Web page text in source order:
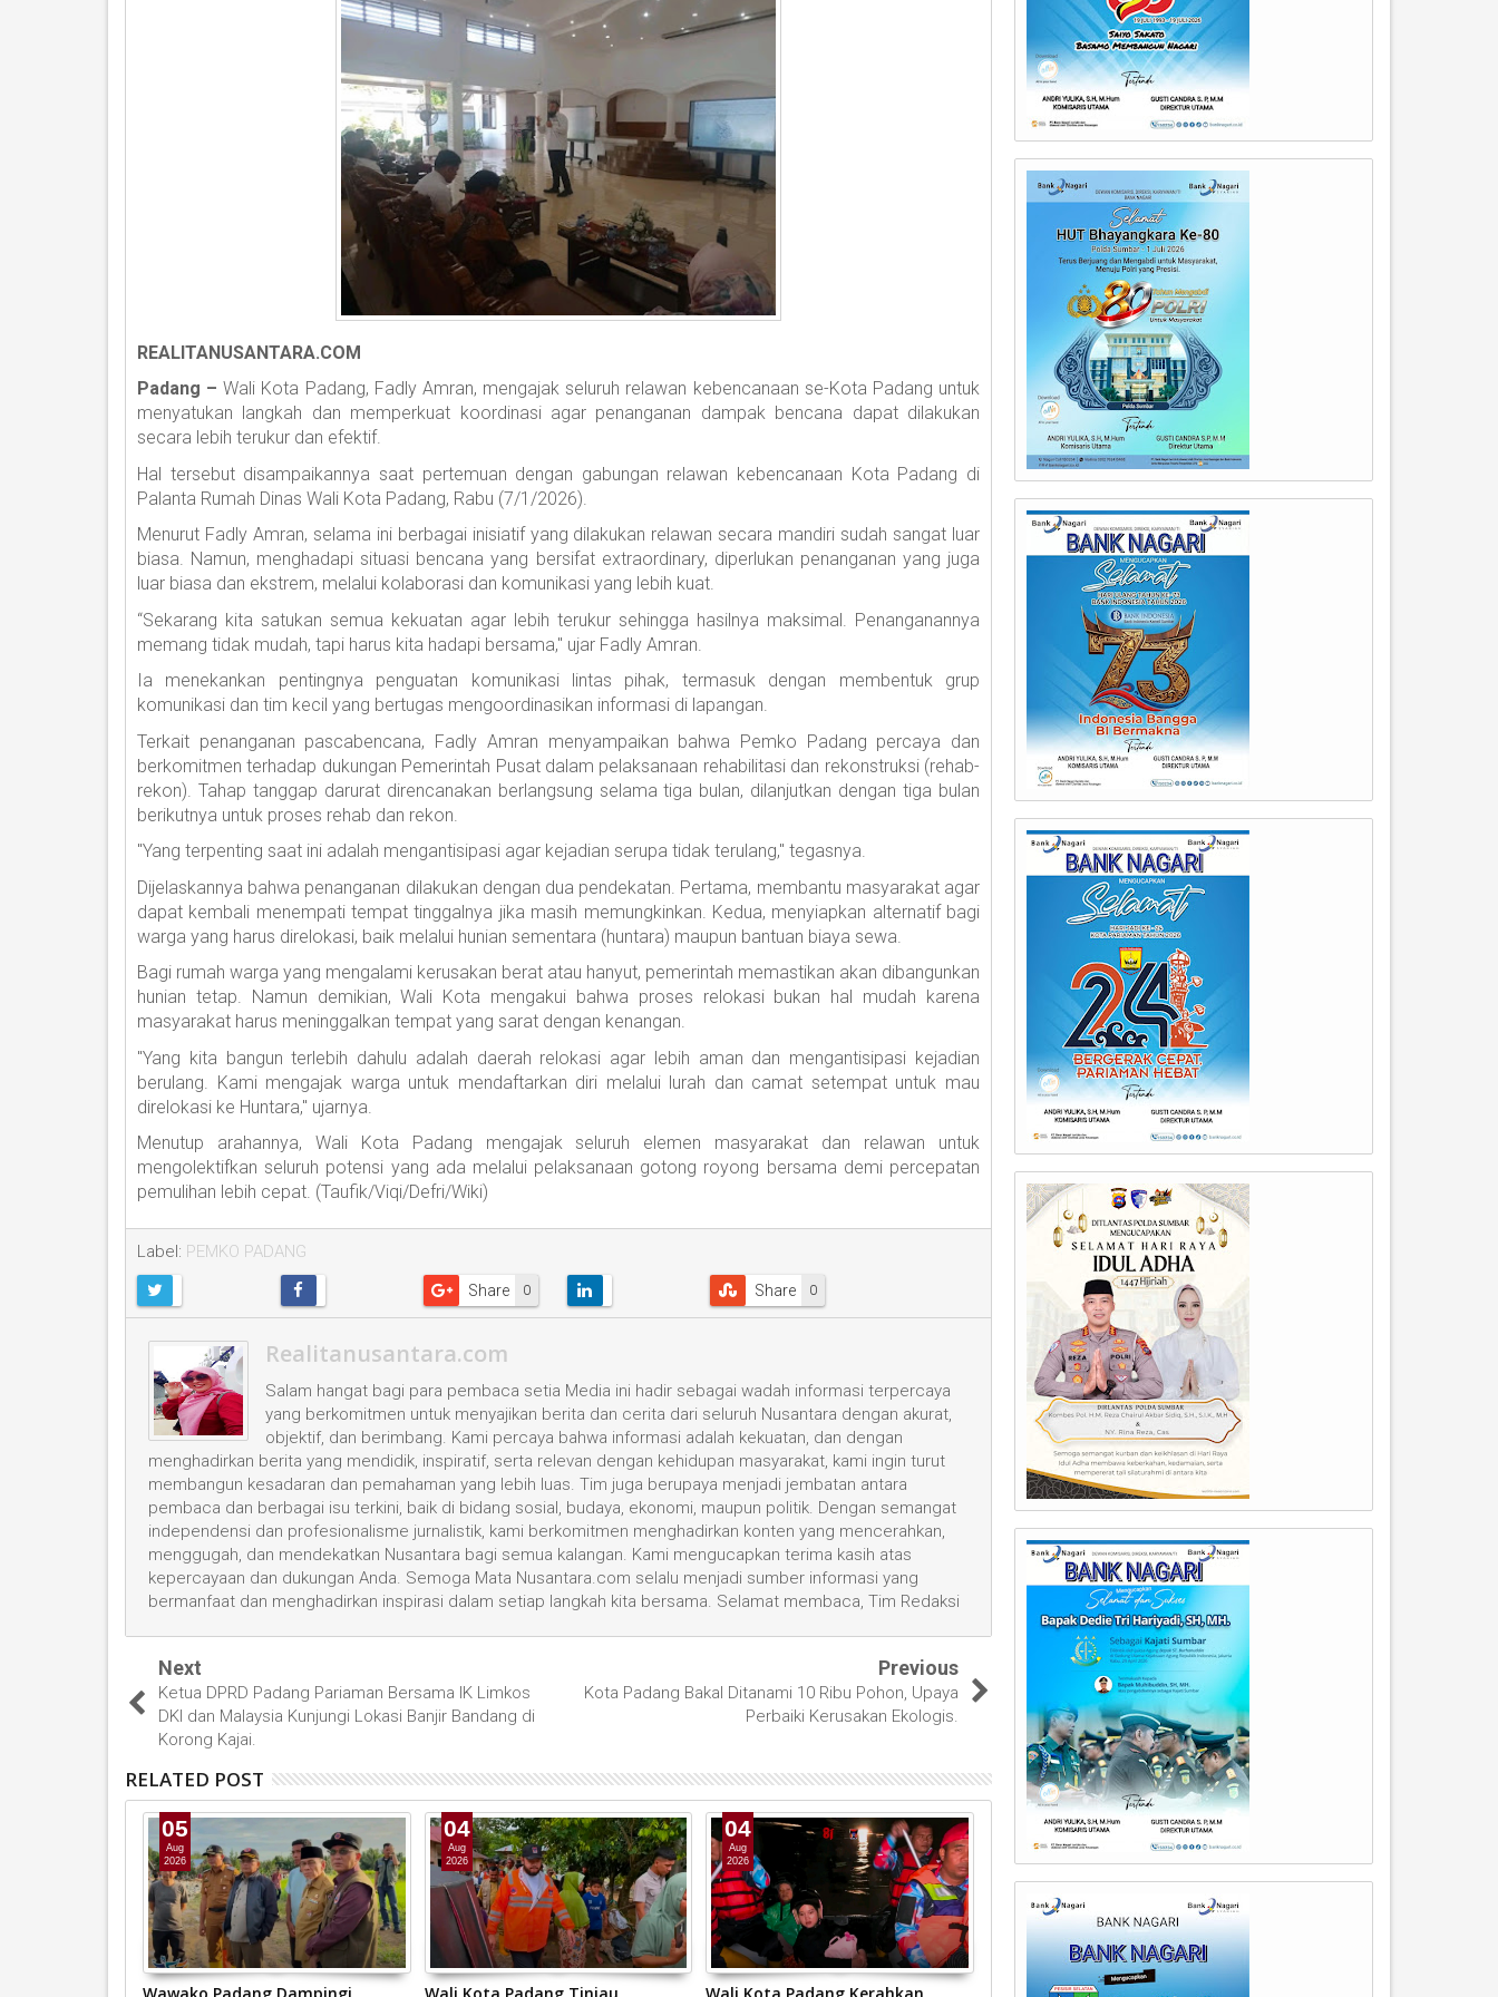
REALITANUSANTARA.COM
Padang –Wali Kota Padang, Fadly Amran, mengajak seluruh relawan kebencanaan se-Kota Padang untuk
menyatukan langkah dan memperkuat koordinasi agar penanganan dampak bencana dapat dilakukan
secara lebih terukur dan efektif.
Hal tersebut disampaikannya saat pertemuan dengan gabungan relawan kebencanaan Kota Padang di
Palanta Rumah Dinas Wali Kota Padang, Rabu (7/1/2026).
Menurut Fadly Amran, selama ini berbagai inisiatif yang dilakukan relawan secara mandiri sudah sangat luar
biasa. Namun, menghadapi situasi bencana yang bersifat extraordinary, diperlukan penanganan yang juga
luar biasa dan ekstrem, melalui kolaborasi dan komunikasi yang lebih kuat.
“Sekarang kita satukan semua kekuatan agar lebih terukur sehingga hasilnya maksimal. Penanganannya
memang tidak mudah, tapi harus kita hadapi bersama," ujar Fadly Amran.
Ia menekankan pentingnya penguatan komunikasi lintas pihak, termasuk dengan membentuk grup
komunikasi dan tim kecil yang bertugas mengoordinasikan informasi di lapangan.
Terkait penanganan pascabencana, Fadly Amran menyampaikan bahwa Pemko Padang percaya dan
berkomitmen terhadap dukungan Pemerintah Pusat dalam pelaksanaan rehabilitasi dan rekonstruksi (rehab-
rekon). Tahap tanggap darurat direncanakan berlangsung selama tiga bulan, dilanjutkan dengan tiga bulan
berikutnya untuk proses rehab dan rekon.
"Yang terpenting saat ini adalah mengantisipasi agar kejadian serupa tidak terulang," tegasnya.
Dijelaskannya bahwa penanganan dilakukan dengan dua pendekatan. Pertama, membantu masyarakat agar
dapat kembali menempati tempat tinggalnya jika masih memungkinkan. Kedua, menyiapkan alternatif bagi
warga yang harus direlokasi, baik melalui hunian sementara (huntara) maupun bantuan biaya sewa.
Bagi rumah warga yang mengalami kerusakan berat atau hanyut, pemerintah memastikan akan dibangunkan
hunian tetap. Namun demikian, Wali Kota mengakui bahwa proses relokasi bukan hal mudah karena
masyarakat harus meninggalkan tempat yang sarat dengan kenangan.
"Yang kita bangun terlebih dahulu adalah daerah relokasi agar lebih aman dan mengantisipasi kejadian
berulang. Kami mengajak warga untuk mendaftarkan diri melalui lurah dan camat setempat untuk mau
direlokasi ke Huntara," ujarnya.
Menutup arahannya, Wali Kota Padang mengajak seluruh elemen masyarakat dan relawan untuk
mengolektifkan seluruh potensi yang ada melalui pelaksanaan gotong royong bersama demi percepatan
pemulihan lebih cepat. (Taufik/Viqi/Defri/Wiki)
Label: PEMKO PADANG
0
Share 0
Share
Realitanusantara.com
Salam hangat bagi para pembaca setia Media ini hadir sebagai wadah informasi terpercaya
yang berkomitmen untuk menyajikan berita dan cerita dari seluruh Nusantara dengan akurat,
objektif, dan berimbang. Kami percaya bahwa informasi adalah kekuatan, dan dengan
menghadirkan berita yang mendidik, inspiratif, serta relevan dengan kehidupan masyarakat, kami ingin turut
membangun kesadaran dan pemahaman yang lebih luas. Tim juga berupaya menjadi jembatan antara
pembaca dan berbagai isu terkini, baik di bidang sosial, budaya, ekonomi, maupun politik. Dengan semangat
independensi dan profesionalisme jurnalistik, kami berkomitmen menghadirkan konten yang mencerahkan,
menggugah, dan mendekatkan Nusantara bagi semua kalangan. Kami mengucapkan terima kasih atas
kepercayaan dan dukungan Anda. Semoga Mata Nusantara.com selalu menjadi sumber informasi yang
bermanfaat dan menghadirkan inspirasi dalam setiap langkah kita bersama. Selamat membaca, Tim Redaksi
Next
Ketua DPRD Padang Pariaman Bersama IK Limkos
DKI dan Malaysia Kunjungi Lokasi Banjir Bandang di
Korong Kajai.
Previous
Kota Padang Bakal Ditanami 10 Ribu Pohon, Upaya
Perbaiki Kerusakan Ekologis.
RELATED POST
05
Aug
2026
Wawako Padang Dampingi
04
Aug
2026
Wali Kota Padang Tinjau
04
Aug
2026
Wali Kota Padang Kerahkan Pemkot Padang Bergerak Cepat